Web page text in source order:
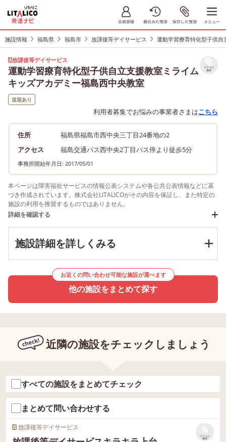
施設情報 福島県 福島市 放課後等デイサービス 運動学習療育特化型子供
放課後等デイサービス
運動学習療育特化型子供自立支援教室ミライム
キッズアカデミー福島西中央教室
リストに
保存
送迎あり
利用者募集でお悩みの事業者さまはこちら
住所
福島県福島市西中央三丁目24番地の2
アクセス
福島交通バス西中央2丁目バス停より徒歩5分
事務所開始年月日: 2017/05/01
本ページは障害福祉サービスの情報公表システムや各公共公表情報などに基
づき作成されています。株式会社LITALICOがその内容を保証し、また特定の
施設の利用を推奨するものではありません。
詳細を確認する
施設詳細を詳しくみる
お近くの問い合わせ可能な施設が選べます
他の施設をまとめて探す
近隣の施設をチェックしましょう
すべての施設をまとめてチェック
まとめて問い合わせする
放課後等デイサービス
リストに
保存